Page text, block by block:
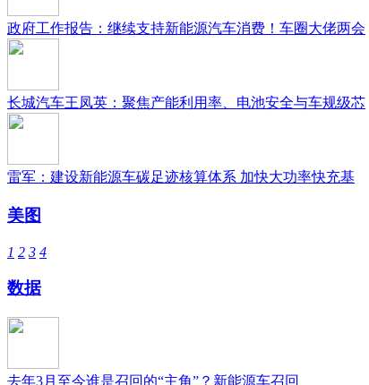
政府工作报告：继续支持新能源汽车消费！车圈大佬两会
长城汽车王凤英：聚焦产能利用率、电池安全与车规级芯
雷军：建设新能源车碳足迹核算体系 加快大功率快充基
美图
1 2 3 4
数据
去年3月至今谁是召回的“主角”？新能源车召回